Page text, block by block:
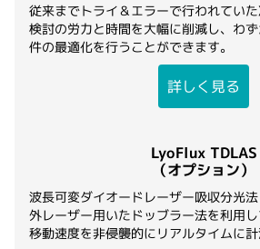
従来までトライ＆エラーで行われてい
検討の労力と時間を大幅に削減し、わ
件の最適化を行うことができます。
詳しく見る
LyoFlux TDLAS
（オプション）
波長可変ダイオードレーザー吸収分光
外レーザー用いたドッブラー法を利用
移動速度を非侵襲的にリアルタイムに計